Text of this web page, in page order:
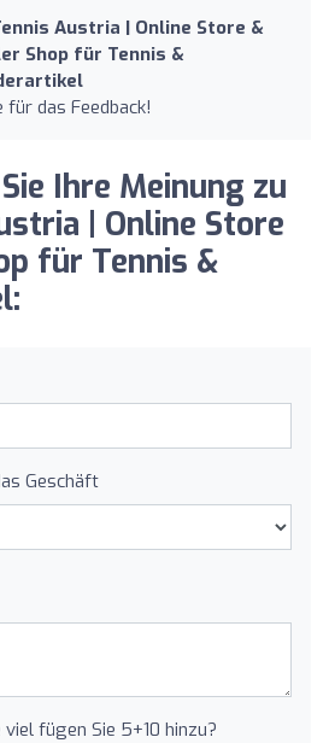
Austria | Online Store &
Shop für Tennis &
für das Feedback!
Ihre Meinung zu
| Online Store
für Tennis &
Geschäft
fügen Sie 5+10 hinzu?